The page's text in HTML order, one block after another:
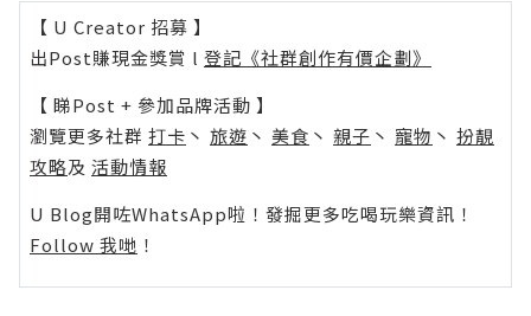
【 U Creator 招募 】
出Post賺現金獎賞 l 登記《社群創作有價企劃》
【 睇Post + 參加品牌活動 】
瀏覽更多社群 打卡 丶 旅遊 丶 美食 丶 親子 丶 寵物 丶 扮靚
攻略及 活動情報
U Blog開咗WhatsApp啦！發掘更多吃喝玩樂資訊！
Follow 我哋 ！